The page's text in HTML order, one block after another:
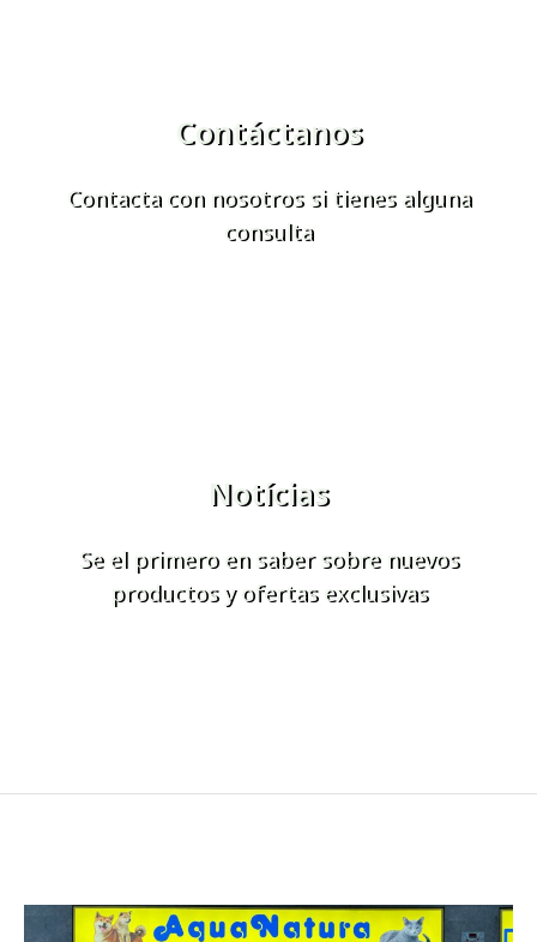
Contáctanos
Contacta con nosotros si tienes alguna
consulta
Notícias
Se el primero en saber sobre nuevos
productos y ofertas exclusivas